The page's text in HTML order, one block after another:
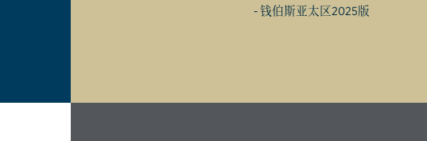
- 钱伯斯亚太区2025版